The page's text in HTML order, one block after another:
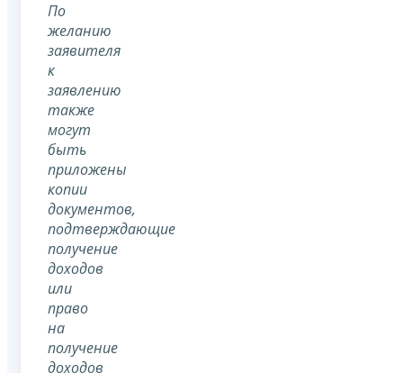
По
желанию
заявителя
к
заявлению
также
могут
быть
приложены
копии
документов,
подтверждающие
получение
доходов
или
право
на
получение
доходов